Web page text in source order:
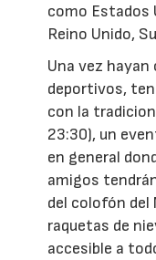
como Estados
Reino Unido,
Una vez
deportivos,
con la
23:30), un
en general
amigos
del colofón del
raquetas de
accesible a